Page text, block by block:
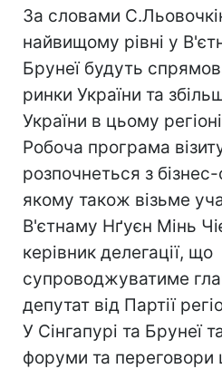
За словами
найвищому рівні у
Брунеї будуть
ринки України та
України в цьому
Робоча програма
розпочнеться з
якому також візьме
В'єтнаму Нґуєн Мінь
керівник делегації, що
супроводжуватиме
депутат від Партії
У Сінгапурі та Брунеї
форуми та